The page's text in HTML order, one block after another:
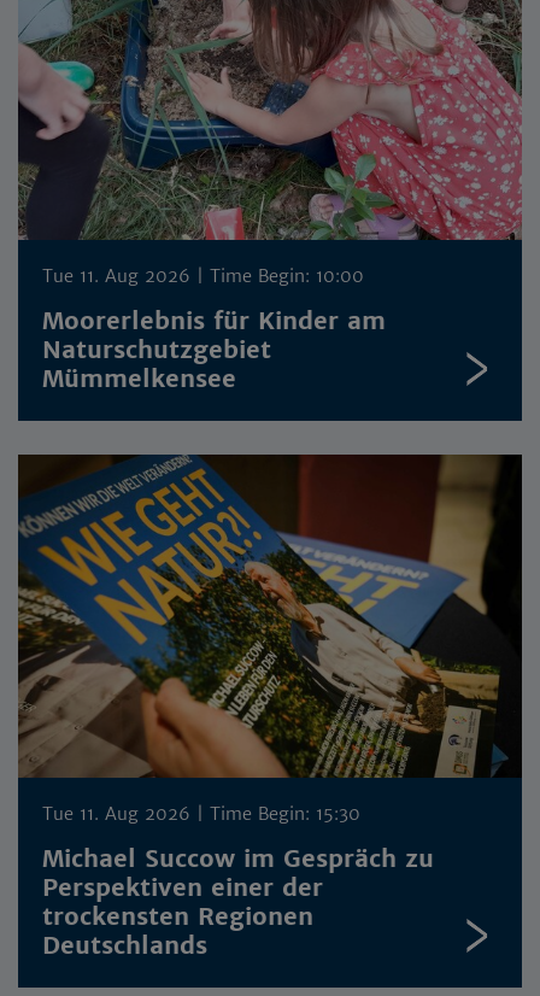
Tue 11. Aug 2026 | Time Begin: 10:00
Moorerlebnis für Kinder am
Naturschutzgebiet
Mümmelkensee
Tue 11. Aug 2026 | Time Begin: 15:30
Michael Succow im Gespräch zu
Perspektiven einer der
trockensten Regionen
Deutschlands